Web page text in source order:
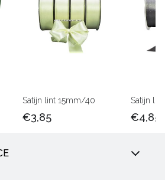
Satijn lint 15mm/40
€3,85
Satijn
€4,85